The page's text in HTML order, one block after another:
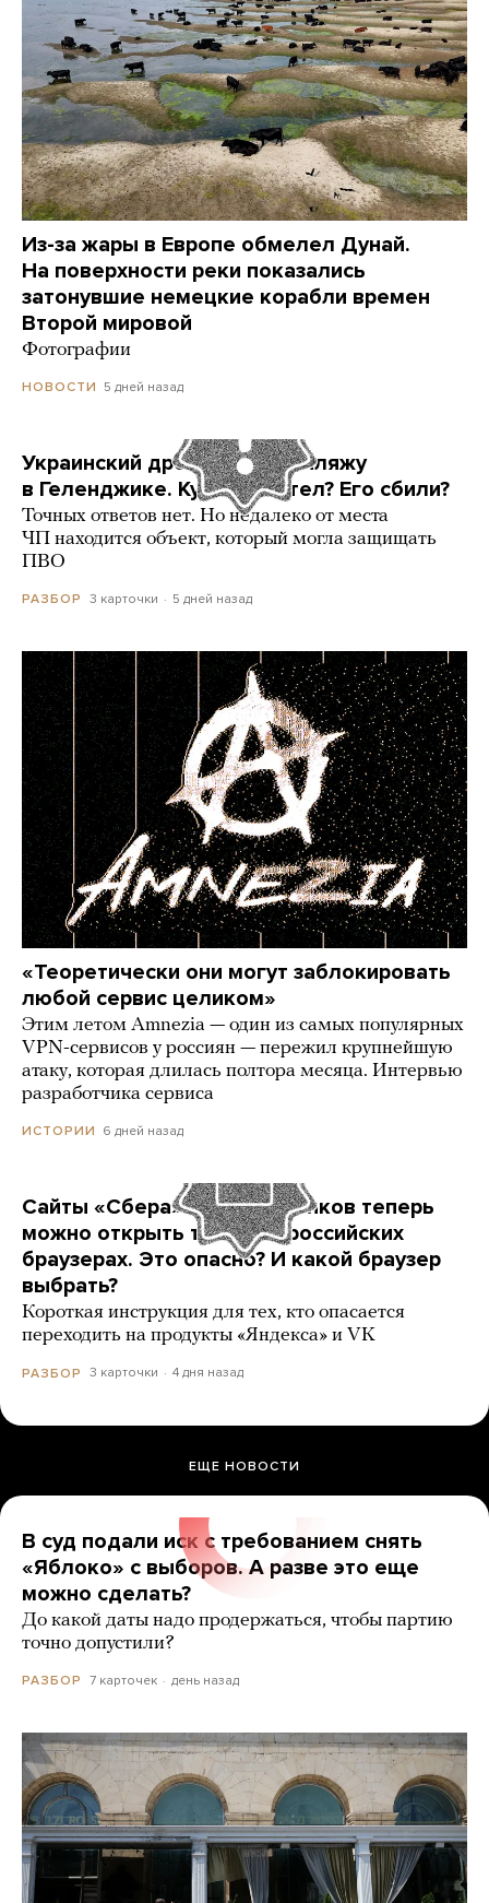
Из-за жары в Европе обмелел Дунай.
На поверхности реки показались
затонувшие немецкие корабли времен
Второй мировой
Фотографии
НОВОСТИ 5 дней назад
Украинский дрон попал по пляжу
в Геленджике. Куда он летел? Его сбили?
Точных ответов нет. Но недалеко от места
ЧП находится объект, который могла защищать
ПВО
РАЗБОР 3 карточки 5 дней назад
«Теоретически они могут заблокировать
любой сервис целиком»
Этим летом Amnezia — один из самых популярных
VPN-сервисов у россиян — пережил крупнейшую
атаку, которая длилась полтора месяца. Интервью
разработчика сервиса
ИСТОРИИ 6 дней назад
Сайты «Сбера» и других банков теперь
можно открыть только в российских
браузерах. Это опасно? И какой браузер
выбрать?
Короткая инструкция для тех, кто опасается
переходить на продукты «Яндекса» и VK
РАЗБОР 3 карточки 4 дня назад
ЕЩЕ НОВОСТИ
В суд подали иск с требованием снять
«Яблоко» с выборов. А разве это еще
можно сделать?
До какой даты надо продержаться, чтобы партию
точно допустили?
РАЗБОР 7 карточек день назад